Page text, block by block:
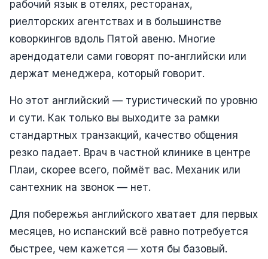
рабочий язык в отелях, ресторанах,
риелторских агентствах и в большинстве
коворкингов вдоль Пятой авеню. Многие
арендодатели сами говорят по-английски или
держат менеджера, который говорит.
Но этот английский — туристический по уровню
и сути. Как только вы выходите за рамки
стандартных транзакций, качество общения
резко падает. Врач в частной клинике в центре
Плаи, скорее всего, поймёт вас. Механик или
сантехник на звонок — нет.
Для побережья английского хватает для первых
месяцев, но испанский всё равно потребуется
быстрее, чем кажется — хотя бы базовый.